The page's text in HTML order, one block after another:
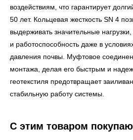
воздействиям, что гарантирует
50 лет. Кольцевая жесткость SN 4
выдерживать значительные
и работоспособность даже в
давления почвы. Муфтовое
монтажа, делая его быстрым и
геотекстиля предотвращает
стабильную работу системы.
С этим товаром